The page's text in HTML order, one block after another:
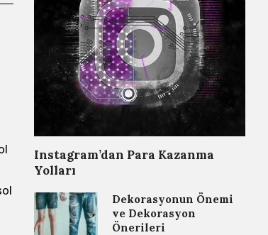
Instagram’dan Para Kazanma
Yolları
Dekorasyonun Önemi
ve Dekorasyon
Önerileri